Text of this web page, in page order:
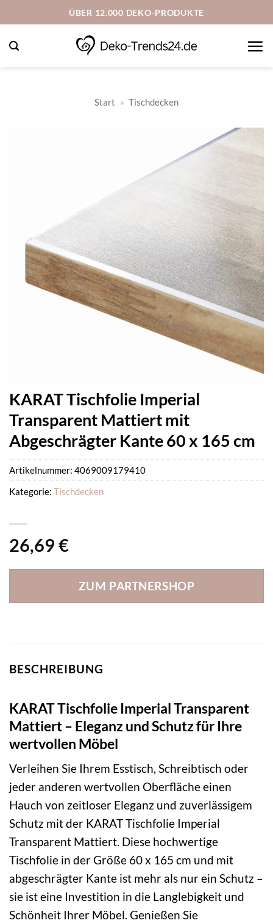
Inhalt
springen
ÜBER 12.000 DEKO-PRODUKTE
Start » Tischdecken
KARAT Tischfolie Imperial
Transparent Mattiert mit
Abgeschrägter Kante 60 x 165 cm
26,69 €
ZUM PARTNERSHOP
Artikelnummer: 4069009179410
Kategorie: Tischdecken
BESCHREIBUNG
KARAT Tischfolie Imperial Transparent
Mattiert – Eleganz und Schutz für Ihre
wertvollen Möbel
Verleihen Sie Ihrem Esstisch, Schreibtisch oder
jeder anderen wertvollen Oberfläche einen
Hauch von zeitloser Eleganz und zuverlässigem
Schutz mit der KARAT Tischfolie Imperial
Transparent Mattiert. Diese hochwertige
Tischfolie in der Größe 60 x 165 cm und mit
abgeschrägter Kante ist mehr als nur ein Schutz –
sie ist eine Investition in die Langlebigkeit und
Schönheit Ihrer Möbel. Genießen Sie